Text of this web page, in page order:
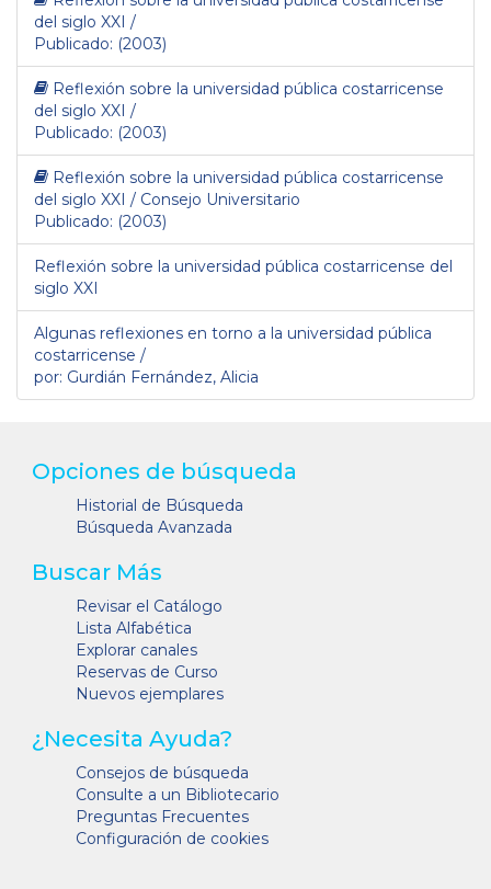
del siglo XXI /
Publicado: (2003)
Reflexión sobre la universidad pública costarricense
del siglo XXI /
Publicado: (2003)
Reflexión sobre la universidad pública costarricense
del siglo XXI / Consejo Universitario
Publicado: (2003)
Reflexión sobre la universidad pública costarricense del
siglo XXI
Algunas reflexiones en torno a la universidad pública
costarricense /
por: Gurdián Fernández, Alicia
Opciones de búsqueda
Historial de Búsqueda
Búsqueda Avanzada
Buscar Más
Revisar el Catálogo
Lista Alfabética
Explorar canales
Reservas de Curso
Nuevos ejemplares
¿Necesita Ayuda?
Consejos de búsqueda
Consulte a un Bibliotecario
Preguntas Frecuentes
Configuración de cookies